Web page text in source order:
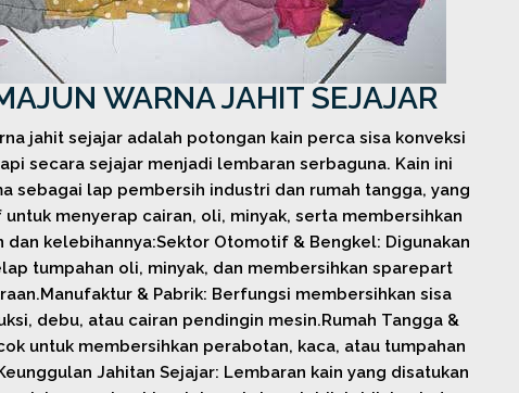
WARNA JAHIT SEJAJAR
jahit sejajar adalah potongan kain perca sisa konveksi
secara sejajar menjadi lembaran serbaguna. Kain ini
sebagai lap pembersih industri dan rumah tangga, yang
menyerap cairan, oli, minyak, serta membersihkan
dan kelebihannya:Sektor Otomotif & Bengkel: Digunakan
tumpahan oli, minyak, dan membersihkan sparepart
& Pabrik: Berfungsi membersihkan sisa
debu, atau cairan pendingin mesin.Rumah Tangga &
untuk membersihkan perabotan, kaca, atau tumpahan
Jahitan Sejajar: Lembaran kain yang disatukan